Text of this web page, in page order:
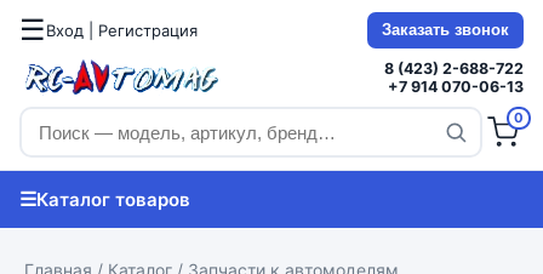
☰Вход | Регистрация Заказать звонок
8 (423) 2-688-722
+7 914 070-06-13
0
☰Каталог товаров
Главная / Каталог / Запчасти к автомоделям